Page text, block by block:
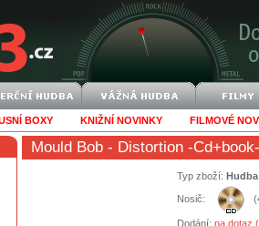
BOXY KNIŽNÍ NOVINKY FILMOVÉ
Mould Bob - Distortion -Cd+book-
Typ zboží: Hudba
Nosič:
Dodání: na dotaz